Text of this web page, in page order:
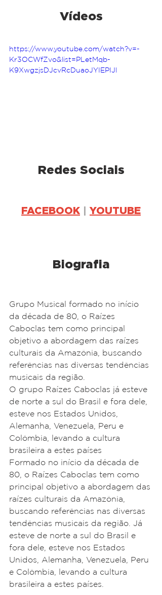
Vídeos
https://www.youtube.com/watch?v=-
Kr3OCWfZvo&list=PLetMqb-
K9XwgzjsDJcvRcDuaoJYIEPIJl
Redes Sociais
FACEBOOK | YOUTUBE
Biografia
Grupo Musical formado no início
da década de 80, o Raízes
Caboclas tem como principal
objetivo a abordagem das raízes
culturais da Amazônia, buscando
referências nas diversas tendências
musicais da região.
O grupo Raízes Caboclas já esteve
de norte a sul do Brasil e fora dele,
esteve nos Estados Unidos,
Alemanha, Venezuela, Peru e
Colômbia, levando a cultura
brasileira a estes países
Formado no início da década de
80, o Raízes Caboclas tem como
principal objetivo a abordagem das
raízes culturais da Amazônia,
buscando referências nas diversas
tendências musicais da região. Já
esteve de norte a sul do Brasil e
fora dele, esteve nos Estados
Unidos, Alemanha, Venezuela, Peru
e Colômbia, levando a cultura
brasileira a estes países.